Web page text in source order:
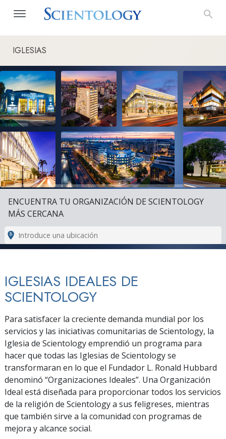
IGLESIAS
ENCUENTRA TU ORGANIZACIÓN DE SCIENTOLOGY
MÁS CERCANA
IGLESIAS IDEALES DE
SCIENTOLOGY
Para satisfacer la creciente demanda mundial por los
servicios y las iniciativas comunitarias de Scientology, la
Iglesia de Scientology emprendió un programa para
hacer que todas las Iglesias de Scientology se
transformaran en lo que el Fundador L. Ronald Hubbard
denominó “Organizaciones Ideales”. Una Organización
Ideal está diseñada para proporcionar todos los servicios
de la religión de Scientology a sus feligreses, mientras
que también sirve a la comunidad con programas de
mejora y alcance social.